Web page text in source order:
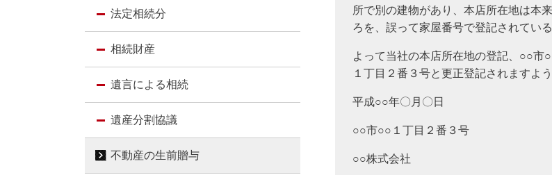
所で別の建物があり、本店所在地は本
ろを、誤って家屋番号で登記されてい
よって当社の本店所在地の登記、○○
１丁目２番３号と更正登記されますよ
平成○○年〇月〇日
○○市○○１ 丁目２ 番３ 号
○○株式会社
法定相続分
相続財産
遺言による相続
遺産分割協議
不動産の生前贈与